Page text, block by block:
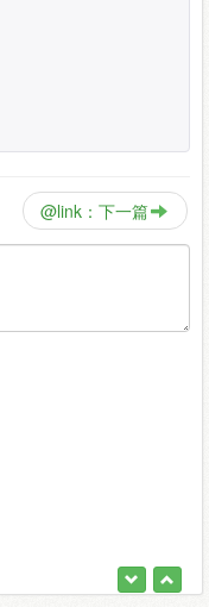
@link：下一篇